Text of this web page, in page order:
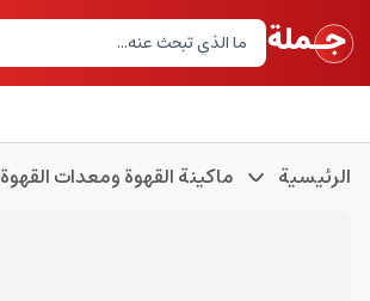
الرئيسية ماكينة القهوة ومعدات القهوة